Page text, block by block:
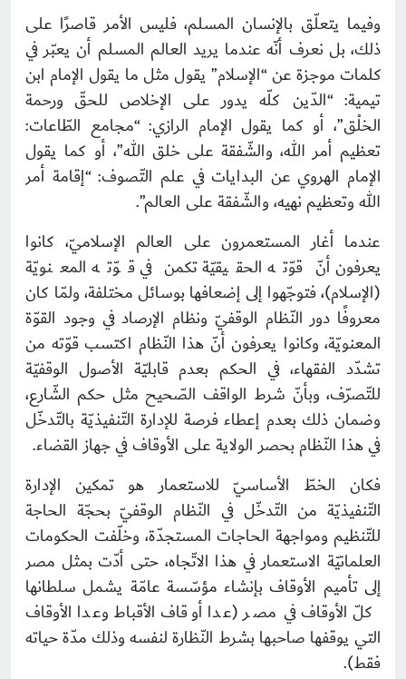
وفيما يتعلّق بالإنسان المسلم، فليس الأمر قاصرًا على
ذلك، بل نعرف أنّه عندما يريد العالم المسلم أن يعبّر في
كلمات موجزة عن “الإسلام” يقول مثل ما يقول الإمام ابن
تيمية: “الدّين كلّه يدور على الإخلاص للحقّ ورحمة
الخلْق”، أو كما يقول الإمام الرازي: “مجامع الطّاعات:
تعظيم أمر الله، والشّفقة على خلق الله”، أو كما يقول
الإمام الهروي عن البدايات في علم التّصوف: “إقامة أمر
الله وتعظيم نهيه، والشّفقة على العالم”.
عندما أغار المستعمرون على العالم الإسلاميّ، كانوا
يعرفون أنّ قوّته الحقيقيّة تكمن في قوّته المعنويّة
(الإسلام)، فتوجّهوا إلى إضعافها بوسائل مختلفة، ولمّا كان
معروفًا دور النّظام الوقفيّ ونظام الإرصاد في وجود القوّة
المعنويّة، وكانوا يعرفون أنّ هذا النّظام اكتسب قوّته من
تشدّد الفقهاء، في الحكم بعدم قابليّة الأصول الوقفيّة
للتّصرّف، وبأنّ شرط الواقف الصّحيح مثل حكم الشّارع،
وضمان ذلك بعدم إعطاء فرصة للإدارة التّنفيذيّة بالتّدخّل
في هذا النّظام بحصر الولاية على الأوقاف في جهاز القضاء.
فكان الخطّ الأساسيّ للاستعمار هو تمكين الإدارة
التّنفيذيّة من التّدخّل في النّظام الوقفيّ بحجّة الحاجة
للتّنظيم ومواجهة الحاجات المستجدّة، وخلّفت الحكومات
العلمانيّة الاستعمار في هذا الاتّجاه، حتى أدّت بمثل مصر
إلى تأميم الأوقاف بإنشاء مؤسّسة عامّة يشمل سلطانها
كلّ الأوقاف في مصر (عدا أوقاف الأقباط وعدا الأوقاف
التي يوقفها صاحبها بشرط النّظارة لنفسه وذلك مدّة حياته
فقط).